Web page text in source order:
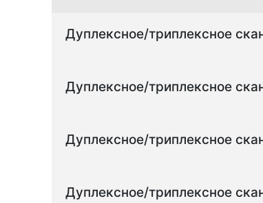
Дуплексное/триплексное
Дуплексное/триплексное
Дуплексное/триплексное
Дуплексное/триплексное